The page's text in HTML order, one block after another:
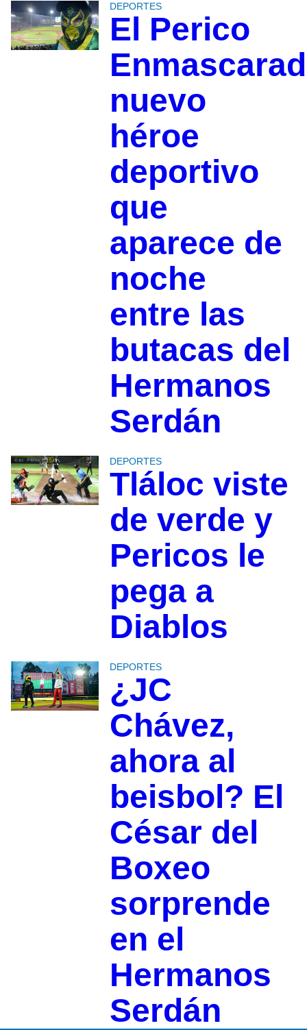
DEPORTES
El Perico
nuevo
héroe
deportivo
que
aparece de
noche
entre las
butacas del
Hermanos
Serdán
DEPORTES
Tláloc viste
de verde y
Pericos le
pega a
Diablos
DEPORTES
¿JC
Chávez,
ahora al
beisbol? El
César del
Boxeo
sorprende
en el
Hermanos
Serdán